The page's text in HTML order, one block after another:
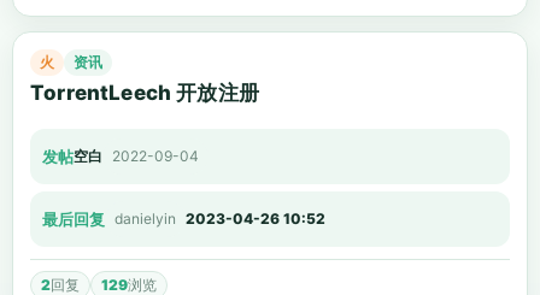
火 资讯
TorrentLeech 开放注册
发帖空白 2022-09-04
最后回复 danielyin 2023-04-26 10:52
2回复 129浏览